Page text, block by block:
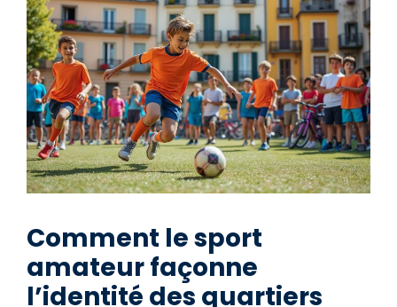
Comment le sport
amateur façonne
l’identité des quartiers